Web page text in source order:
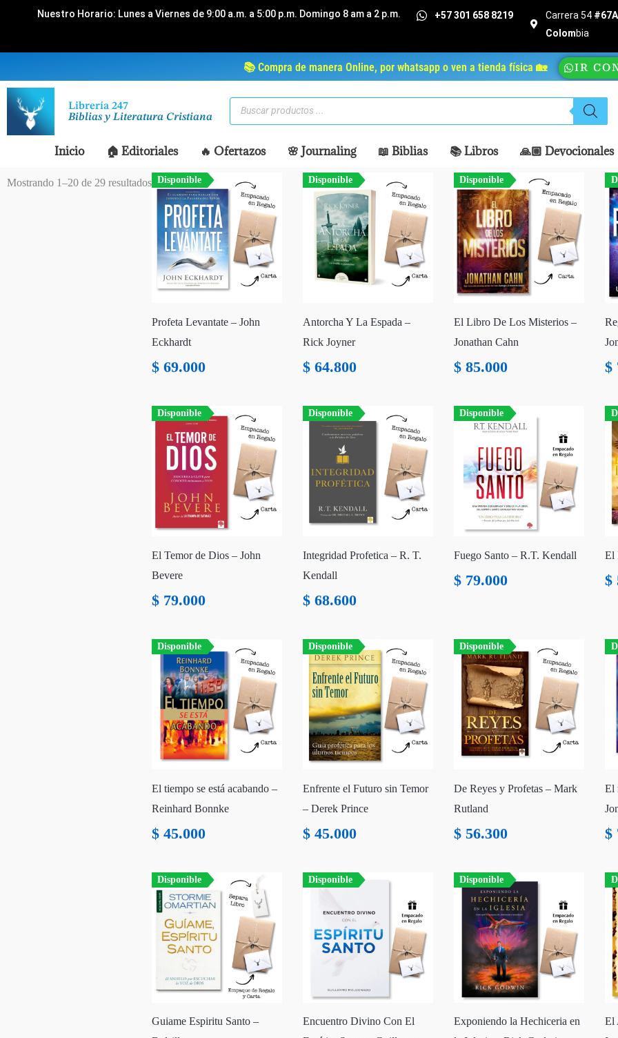
Nuestro Horario: Lunes a Viernes de 9:00 a.m. a 5:00 p.m. Domingo 8 am a 2 p.m. +57 301 658 8219 Carrera 54
Colombia
📚 Compra de manera Online, por whatsapp o ven a tienda física 🏡 IR
Librería 247
Biblias y Literatura Cristiana
Búsqueda
productos
Inicio 🏠 Editoriales 🔥 Ofertazos 🌸 Journaling 📖 Biblias 📚 Libros 🙏🏼 Devocionales
Mostrando 1–20 de 29 resultados Disponible
Profeta Levantate – John
Eckhardt
$ 69.000
Disponible
Antorcha Y La Espada –
Rick Joyner
$ 64.800
Disponible
El Libro De Los Misterios –
Jonathan Cahn
$ 85.000 $
Disponible
El Temor de Dios – John
Bevere
$ 79.000
Disponible
Integridad Profetica – R. T.
Kendall
$ 68.600
Disponible
Fuego Santo – R.T. Kendall
$ 79.000
El
$
Disponible
El tiempo se está acabando –
Reinhard Bonnke
$ 45.000
Disponible
Enfrente el Futuro sin Temor
– Derek Prince
$ 45.000
Disponible
De Reyes y Profetas – Mark
Rutland
$ 56.300
El
$
Disponible
Guiame Espiritu Santo –
Disponible
Encuentro Divino Con El
Disponible
Exponiendo la Hechiceria en
El